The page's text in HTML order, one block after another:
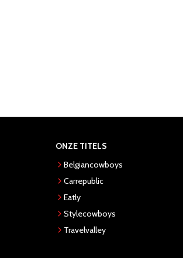
ONZE TITELS
Belgiancowboys
Carrepublic
Eatly
Stylecowboys
Travelvalley